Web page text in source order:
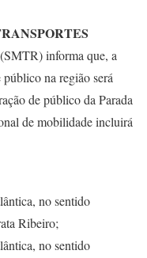
informa que, a
na região será
de público da Parada
de mobilidade incluirá
no sentido
Ribeiro;
no sentido